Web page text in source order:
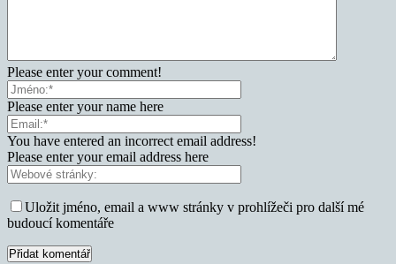
Please enter your comment!
Please enter your name here
You have entered an incorrect email address!
Please enter your email address here
Uložit jméno, email a www stránky v prohlížeči pro další mé
budoucí komentáře